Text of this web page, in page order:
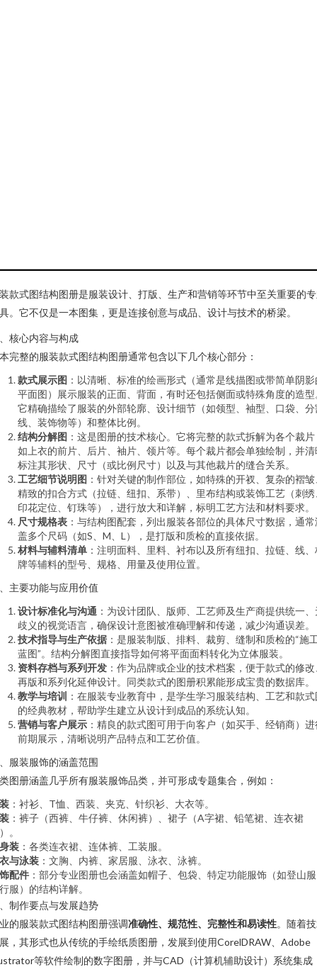
款式图结构图册是服装设计、打版、生产和营销等环节中至关重要的
。它不仅是一本图集，更是连接创意与成品、设计与技术的桥梁。
核心内容与构成
完整的服装款式图结构图册通常包含以下几个核心部分：
款式展示图 ：以清晰、标准的绘画形式（通常是线描图或带简单阴影
平面图）展示服装的正面、背面，有时还包括侧面或特殊角度的造型
它精确描绘了服装的外部轮廓、设计细节（如领型、袖型、口袋、分
线、装饰物等）和整体比例。
结构分解图 ：这是图册的技术核心。它将完整的款式拆解为各个裁片
如上衣的前片、后片、袖片、领片等。每个裁片都会单独绘制，并清
标注其形状、尺寸（或比例尺寸）以及与其他裁片的缝合关系。
工艺细节说明图 ：针对关键的制作部位，如特殊的开衩、复杂的褶皱
精致的扣合方式（拉链、纽扣、系带）、里布结构或装饰工艺（刺绣
印花定位、钉珠等），进行放大和详解，标明工艺方法和材料要求。
尺寸规格表 ：与结构图配套，列出服装各部位的具体尺寸数据，通常
盖多个尺码（如S、M、L），是打版和质检的直接依据。
材料与辅料清单 ：注明面料、里料、衬布以及所有纽扣、拉链、线、
牌等辅料的型号、规格、用量及使用位置。
主要功能与应用价值
设计标准化与沟通 ：为设计团队、版师、工艺师及生产商提供统一
歧义的视觉语言，确保设计意图被准确理解和传递，减少沟通误差。
技术指导与生产依据 ：是服装制版、排料、裁剪、缝制和质检的“施
蓝图”。结构分解图直接指导如何将平面面料转化为立体服装。
资料存档与系列开发 ：作为品牌或企业的技术档案，便于款式的修
再版和系列化延伸设计。同类款式的图册积累能形成宝贵的数据库。
教学与培训 ：在服装专业教育中，是学生学习服装结构、工艺和款式
的经典教材，帮助学生建立从设计到成品的系统认知。
营销与客户展示 ：精良的款式图可用于向客户（如买手、经销商）进
前期展示，清晰说明产品特点和工艺价值。
服装服饰的涵盖范围
图册涵盖几乎所有服装服饰品类，并可形成专题集合，例如：
：衬衫、T恤、西装、夹克、针织衫、大衣等。
：裤子（西裤、牛仔裤、休闲裤）、裙子（A字裙、铅笔裙、连衣裙
。
装 ：各类连衣裙、连体裤、工装服。
与泳装 ：文胸、内裤、家居服、泳衣、泳裤。
配件 ：部分专业图册也会涵盖如帽子、包袋、特定功能服饰（如登山
服）的结构详解。
制作要点与发展趋势
的服装款式图结构图册强调准确性、规范性、完整性和易读性。随着
，其形式也从传统的手绘纸质图册，发展到使用CorelDRAW、Adobe
等软件绘制的数字图册，并与CAD（计算机辅助设计）系统集成